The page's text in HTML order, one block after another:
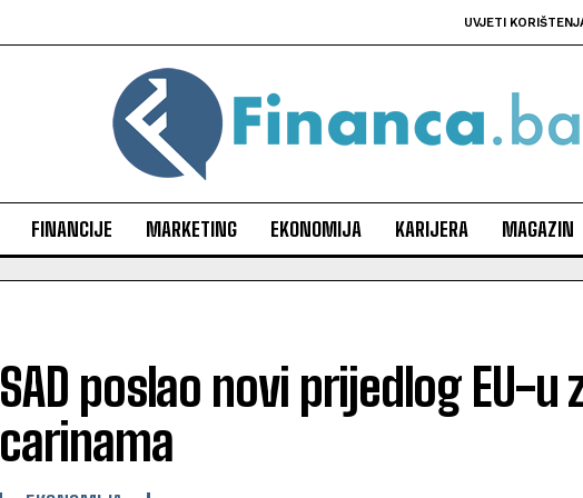
UVJETI
FINANCIJE MARKETING EKONOMIJA KARIJERA MAGAZIN
SAD poslao novi prijedlog EU-u
carinama